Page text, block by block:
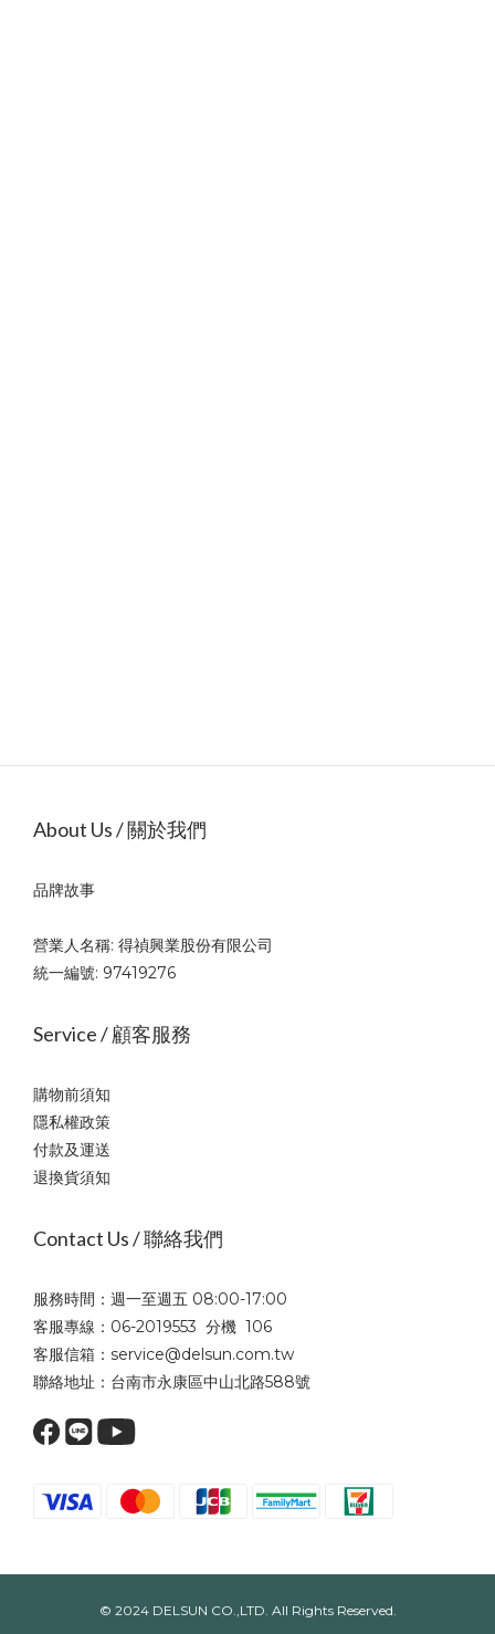
About Us / 關於我們
品牌故事
營業人名稱: 得禎興業股份有限公司
統一編號: 97419276
Service / 顧客服務
購物前須知
隱私權政策
付款及運送
退換貨須知
Contact Us / 聯絡我們
服務時間：週一至週五 08:00-17:00
客服專線：06-2019553 分機 106
客服信箱：service@delsun.com.tw
聯絡地址：台南市永康區中山北路588號
© 2024 DELSUN CO.,LTD. All Rights Reserved.